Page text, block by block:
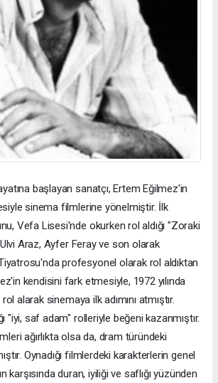
başlayan sanatçı, Ertem Eğilmez'in
sinema filmlerine yönelmiştir. İlk
Vefa Lisesi'nde okurken rol aldığı "Zoraki
Araz, Ayfer Feray ve son olarak
profesyonel olarak rol aldıktan
kendisini fark etmesiyle, 1972 yılında
alarak sinemaya ilk adımını atmıştır.
"iyi, saf adam" rolleriyle beğeni kazanmıştır.
ağırlıkta olsa da, dram türündeki
Oynadığı filmlerdeki karakterlerin genel
karşısında duran, iyiliği ve saflığı yüzünden